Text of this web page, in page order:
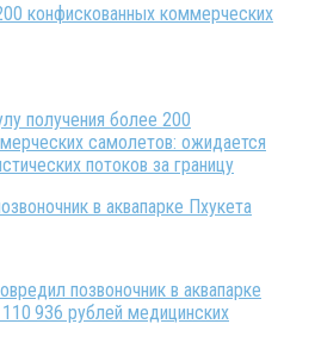
получения более 200
самолетов: ожидается
потоков за границу
позвоночник в аквапарке
110 936 рублей медицинских